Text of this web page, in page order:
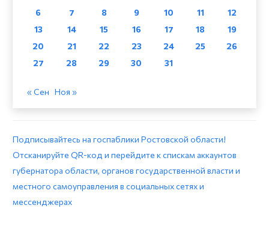
6
7 8 9 10 11
12
13
14 15 16 17 18
19
20
21 22 23 24 25
26
27
28 29 30 31
« Сен Ноя »
Подписывайтесь на госпаблики Ростовской области!
Отсканируйте QR-код и перейдите к спискам аккаунтов
губернатора области, органов государственной власти и
местного самоуправления в социальных сетях и
мессенджерах